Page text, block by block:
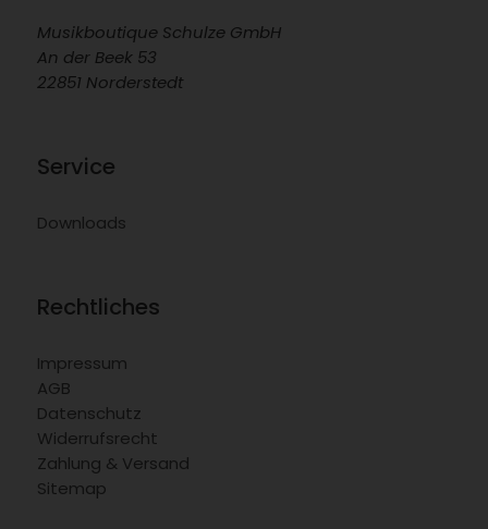
Musikboutique Schulze GmbH
An der Beek 53
22851 Norderstedt
Service
Downloads
Rechtliches
Impressum
AGB
Datenschutz
Widerrufsrecht
Zahlung & Versand
Sitemap